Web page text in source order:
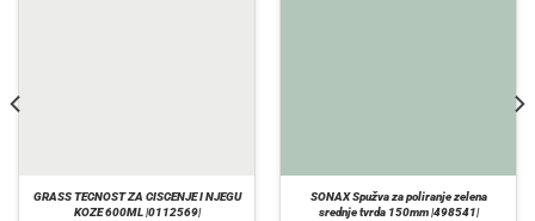
GRASS TECNOST ZA CISCENJE I NJEGU
KOZE 600ML |0112569|
SONAX Spužva za poliranje zelena
srednje tvrda 150mm |498541|